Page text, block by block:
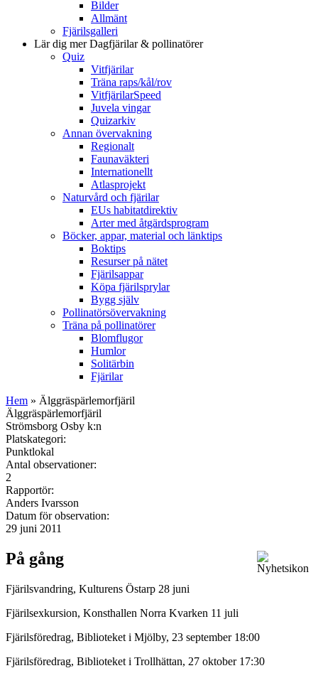
Bilder
Allmänt
Fjärilsgalleri
Lär dig merDagfjärilar & pollinatörer
Quiz
Vitfjärilar
Träna raps/kål/rov
VitfjärilarSpeed
Juvela vingar
Quizarkiv
Annan övervakning
Regionalt
Faunaväkteri
Internationellt
Atlasprojekt
Naturvård och fjärilar
EUs habitatdirektiv
Arter med åtgärdsprogram
Böcker, appar, material och länktips
Boktips
Resurser på nätet
Fjärilsappar
Köpa fjärilsprylar
Bygg själv
Pollinatörsövervakning
Träna på pollinatörer
Blomflugor
Humlor
Solitärbin
Fjärilar
Hem » Älggräspärlemorfjäril
Älggräspärlemorfjäril
Strömsborg Osby k:n
Platskategori:
Punktlokal
Antal observationer:
2
Rapportör:
Anders Ivarsson
Datum för observation:
29 juni 2011
På gång
Fjärilsvandring, Kulturens Östarp 28 juni
Fjärilsexkursion, Konsthallen Norra Kvarken 11 juli
Fjärilsföredrag, Biblioteket i Mjölby, 23 september 18:00
Fjärilsföredrag, Biblioteket i Trollhättan, 27 oktober 17:30